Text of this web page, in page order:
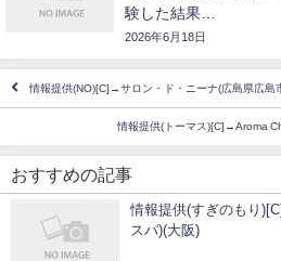
験した結果…
2026年6月18日
情報提供(NO)[C]→サロン・ド・ニーナ(広島県広島
情報提供(トーマス)[C]→Aroma
おすすめの記事
情報提供(すぎのもり
スパ)(大阪)